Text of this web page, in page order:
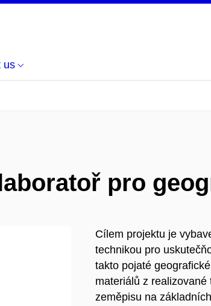
us
pro
Cílem projektu je
technikou pro
takto pojaté
materiálů z
zeměpisu na